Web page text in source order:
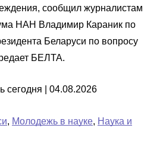
сообщил журналистам
НАН Владимир Караник по
Беларуси по вопросу
БЕЛТА.
сегодня | 04.08.2026
, Молодежь в науке, Наука и